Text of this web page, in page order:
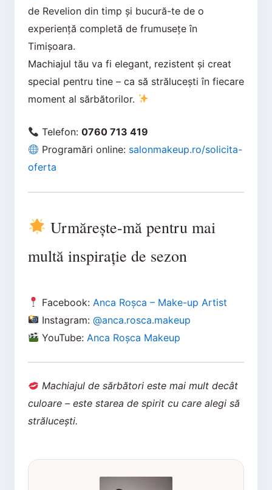
de Revelion din timp și bucură-te de o
experiență completă de frumusețe în
Timișoara.
Machiajul tău va fi elegant, rezistent și creat
special pentru tine – ca să strălucești în fiecare
moment al sărbătorilor.
Telefon:0760 713 419
Programări online: salonmakeup.ro/solicita-
oferta
Urmărește-mă pentru mai
multă inspirație de sezon
Facebook: Anca Roșca – Make-up Artist
Instagram:@anca.rosca.makeup
YouTube: Anca Roșca Makeup
Machiajul de sărbători este mai mult decât
culoare – este starea de spirit cu care alegi să
strălucești.